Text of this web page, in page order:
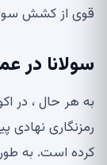
قوی از کشش
سولانا در
به هر حال ، در
رمزنگاری
کرده است. به